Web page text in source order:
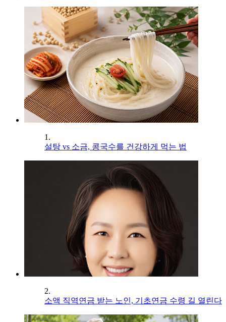
1.
설탕 vs 소금, 콩국수를 건강하게 먹는 법
2.
소액 직역연금 받는 노인, 기초연금 수령 길 열린다